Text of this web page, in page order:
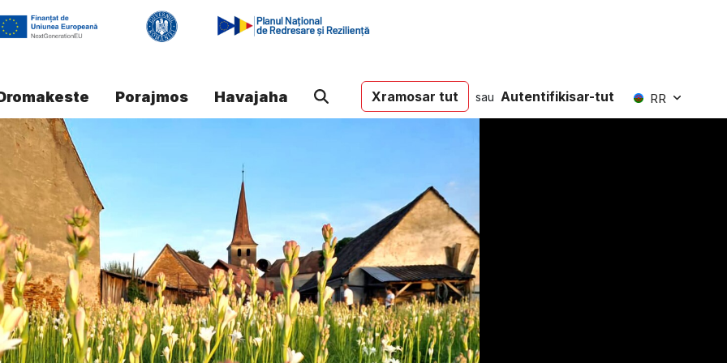
Porajmos Havajaha Xramosar tut sau Autentifikisar-tut RR